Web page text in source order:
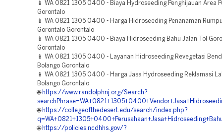
📱 WA 0821 1305 0400 - Biaya Hydroseeding Penghijauan Area
Gorontalo
📱 WA 0821 1305 0400 - Harga Hidroseeding Penanaman
Gorontalo Gorontalo
📱 WA 0821 1305 0400 - Biaya Hidroseeding Bahu Jalan Tol
Gorontalo
📱 WA 0821 1305 0400 - Layanan Hidroseeding Revegetasi
Bolango Gorontalo
📱 WA 0821 1305 0400 - Harga Jasa Hydroseeding Reklamasi
Bolango Gorontalo
🌐 https://www.randolphnj.org/Search?
🌐 https://collegeofthedesert.edu/search/index.php?
🌐 https://policies.ncdhhs.gov/?